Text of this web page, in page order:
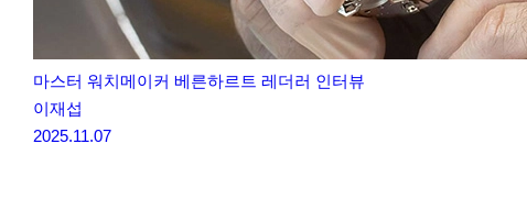
마스터 워치메이커 베른하르트 레더러 인터뷰
이재섭
2025.11.07